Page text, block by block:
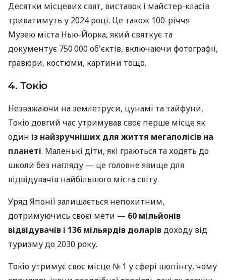
Десятки місцевих свят, виставок і майстер-класів
триватимуть у 2024 році. Це також 100-річчя
Музею міста Нью-Йорка, який святкує та
документує 750 000 об'єктів, включаючи фотографії,
гравюри, костюми, картини тощо.
4. Токіо
Незважаючи на землетруси, цунамі та тайфуни,
Токіо довгий час утримував своє перше місце як
один із найзручніших для життя мегаполісів на
планеті. Маленькі діти, які граються та ходять до
школи без нагляду — це головне явище для
відвідувачів найбільшого міста світу.
Уряд Японії залишається непохитним,
дотримуючись своєї мети — 60 мільйонів
відвідувачів і 136 мільярдів доларівдоходу від
туризму до 2030 року.
Токіо утримує своє місце № 1 у сфері шопінгу, чому